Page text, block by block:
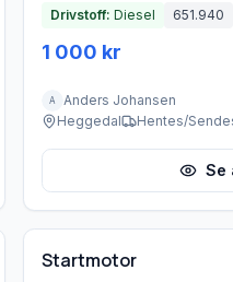
Drivstoff: Diesel 651.940
1 000 kr
A
Anders Johansen
Heggedal
Hentes/
Se
Startmotor